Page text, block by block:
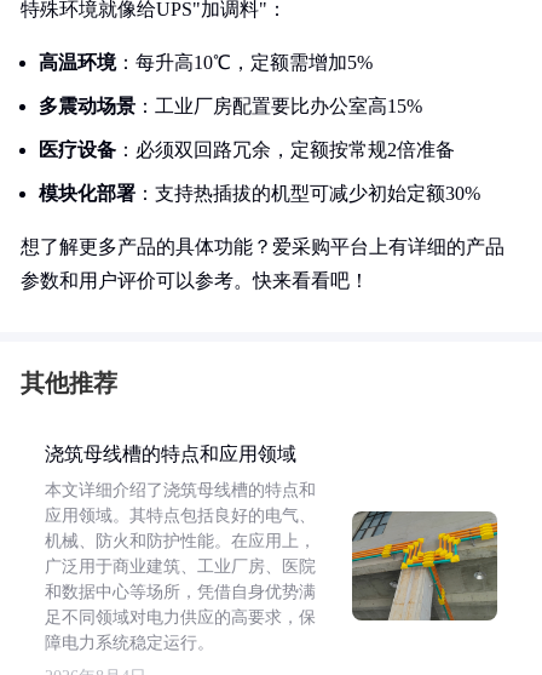
特殊环境就像给UPS"加调料"：
高温环境：每升高10℃，定额需增加5%
多震动场景 ：工业厂房配置要比办公室高15%
医疗设备 ：必须双回路冗余，定额按常规2倍准备
模块化部署 ：支持热插拔的机型可减少初始定额30%
想了解更多产品的具体功能？爱采购平台上有详细的产品
参数和用户评价可以参考。快来看看吧！
其他推荐
浇筑母线槽的特点和应用领域
本文详细介绍了浇筑母线槽的特点和
应用领域。其特点包括良好的电气、
机械、防火和防护性能。在应用上，
广泛用于商业建筑、工业厂房、医院
和数据中心等场所，凭借自身优势满
足不同领域对电力供应的高要求，保
障电力系统稳定运行。